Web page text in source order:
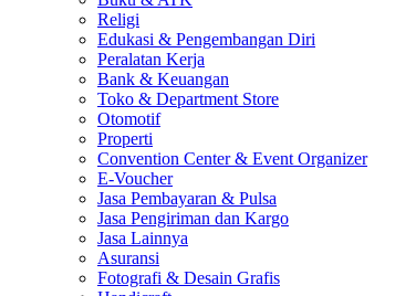
Religi
Edukasi & Pengembangan Diri
Peralatan Kerja
Bank & Keuangan
Toko & Department Store
Otomotif
Properti
Convention Center & Event Organizer
E-Voucher
Jasa Pembayaran & Pulsa
Jasa Pengiriman dan Kargo
Jasa Lainnya
Asuransi
Fotografi & Desain Grafis